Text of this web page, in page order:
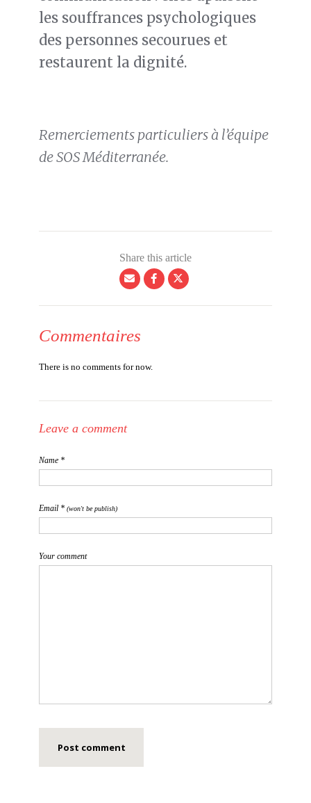
les souffrances psychologiques
des personnes secourues et
restaurent la dignité.
Remerciements particuliers à l’équipe
de SOS Méditerranée.
Share this article
Commentaires
There is no comments for now.
Leave a comment
Name *
Email * (won't be publish)
Your comment